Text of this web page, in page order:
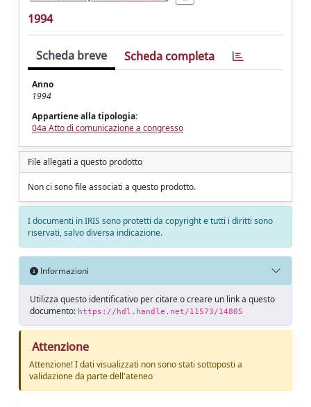
1994
Scheda breve Scheda completa
Anno
1994
Appartiene alla tipologia:
04a Atto di comunicazione a congresso
File allegati a questo prodotto
Non ci sono file associati a questo prodotto.
I documenti in IRIS sono protetti da copyright e tutti i diritti sono
riservati, salvo diversa indicazione.
Informazioni
Utilizza questo identificativo per citare o creare un link a questo
documento: https://hdl.handle.net/11573/14805
Attenzione
Attenzione! I dati visualizzati non sono stati sottoposti a
validazione da parte dell'ateneo